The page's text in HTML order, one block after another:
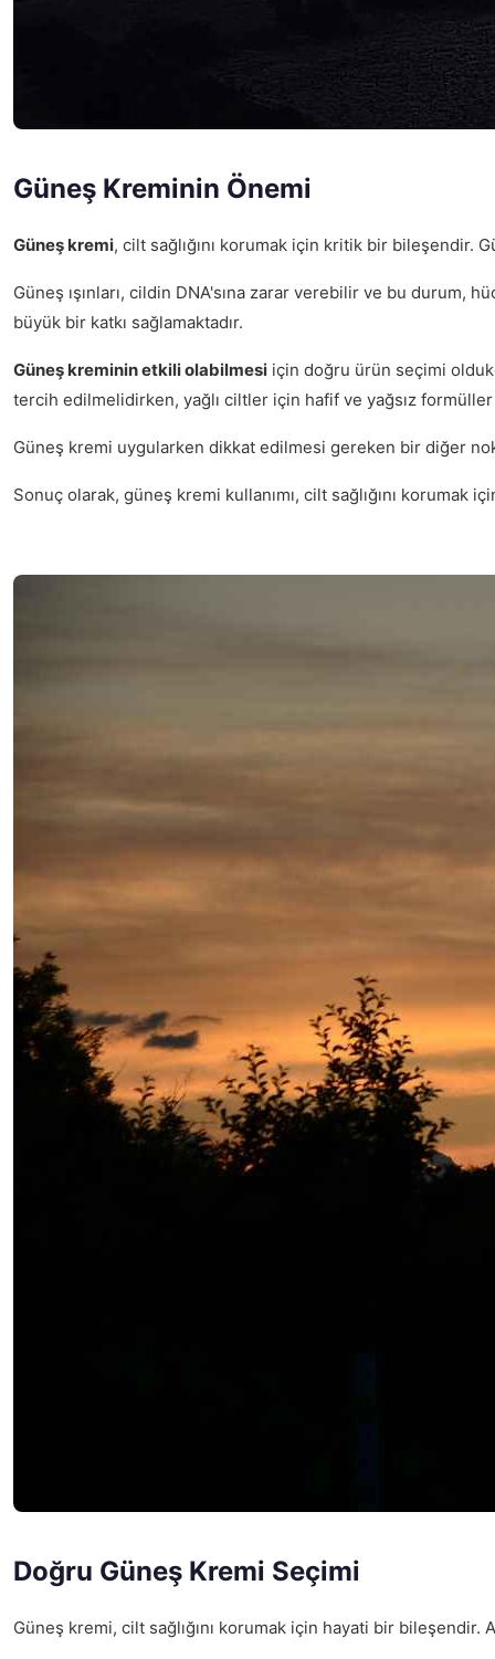
Güneş Kreminin Önemi
Güneş kremi, cilt sağlığını korumak için kritik bir bileşendir.
Güneş ışınları, cildin DNA'sına zarar verebilir ve bu durum,
büyük bir katkı sağlamaktadır.
Güneş kreminin etkili olabilmesi için doğru ürün seçimi
tercih edilmelidirken, yağlı ciltler için hafif ve yağsız formüller
Güneş kremi uygularken dikkat edilmesi gereken bir diğer
Sonuç olarak, güneş kremi kullanımı, cilt sağlığını
Doğru Güneş Kremi Seçimi
Güneş kremi, cilt sağlığını korumak için hayati bir